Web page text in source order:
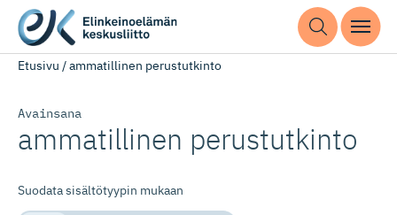
Etusivu /ammatillinen perustutkinto
Avainsana
ammatillinen perustutkinto
Suodata sisältötyypin mukaan